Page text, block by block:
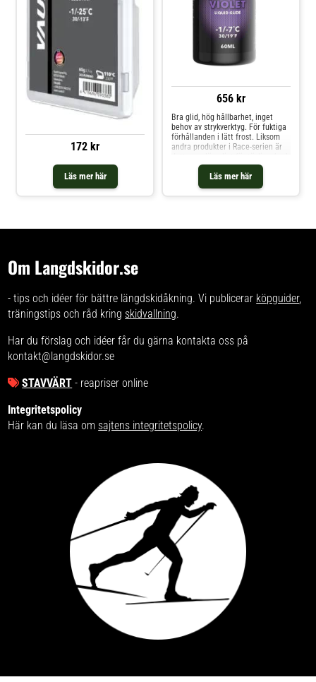
172 kr
Läs mer här
656 kr
Läs mer här
Bra glid, hög hållbarhet, inget
behov av strykverktyg. För fuktiga
förhållanden i lätt frost. Liksom
andra produkter i Race-serien är
såväl som för snabb
rekreationsåkning. De flytande
vaxerna i Race
Om Langdskidor.se
- tips och idéer för bättre längdskidåkning. Vi publicerar köpguider,
träningstips och råd kring skidvallning.
Har du förslag och idéer får du gärna kontakta oss på
kontakt@langdskidor.se
STAVVÄRT - reapriser online
Integritetspolicy
Här kan du läsa om sajtens integritetspolicy.